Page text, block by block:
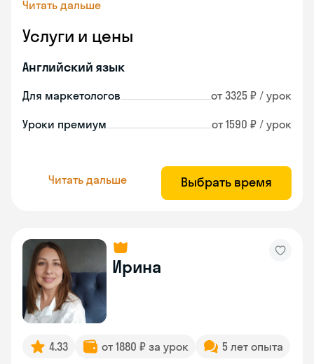
Читать дальше
Услуги и цены
Английский язык
Для маркетологов от 3325 ₽ / урок
Уроки премиум от 1590 ₽ / урок
Читать дальше Выбрать время
Ирина
4.33 от 1880 ₽ за урок 5 лет опыта